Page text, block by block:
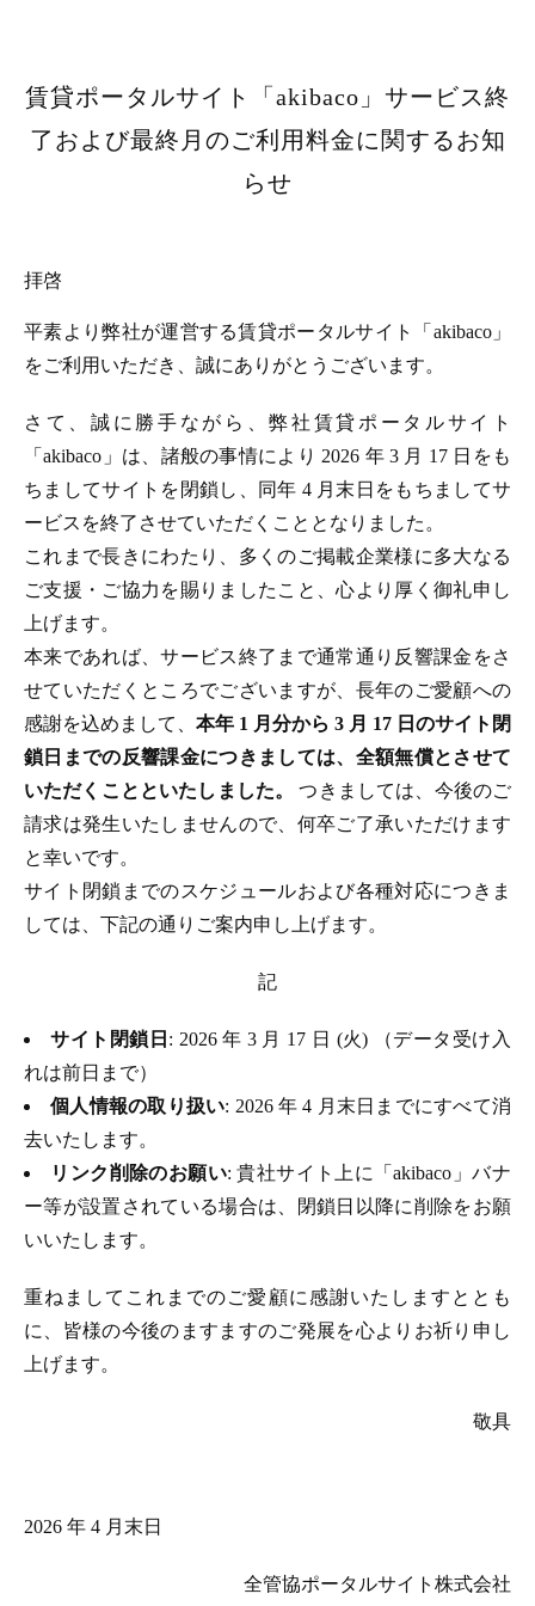
賃貸ポータルサイト「akibaco」サービス終
了および最終月のご利用料金に関するお知
らせ
拝啓
平素より弊社が運営する賃貸ポータルサイト「akibaco」
をご利用いただき、誠にありがとうございます。
さて、誠に勝手ながら、弊社賃貸ポータルサイト
「akibaco」は、諸般の事情により 2026 年 3 月 17 日をも
ちましてサイトを閉鎖し、同年 4 月末日をもちましてサ
ービスを終了させていただくこととなりました。
これまで長きにわたり、多くのご掲載企業様に多大なる
ご支援・ご協力を賜りましたこと、心より厚く御礼申し
上げます。
本来であれば、サービス終了まで通常通り反響課金をさ
せていただくところでございますが、長年のご愛顧への
感謝を込めまして、 本年 1 月分から 3 月 17 日のサイト閉
鎖日までの反響課金につきましては、全額無償とさせて
いただくことといたしました。つきましては、今後のご
請求は発生いたしませんので、何卒ご了承いただけます
と幸いです。
サイト閉鎖までのスケジュールおよび各種対応につきま
しては、下記の通りご案内申し上げます。
記
サイト閉鎖日 : 2026 年 3 月 17 日 (火) （データ受け入
れは前日まで）
個人情報の取り扱い: 2026 年 4 月末日までにすべて消
去いたします。
リンク削除のお願い: 貴社サイト上に「akibaco」バナ
ー等が設置されている場合は、閉鎖日以降に削除をお願
いいたします。
重ねましてこれまでのご愛顧に感謝いたしますととも
に、皆様の今後のますますのご発展を心よりお祈り申し
上げます。
敬具
2026 年 4 月末日
全管協ポータルサイト株式会社